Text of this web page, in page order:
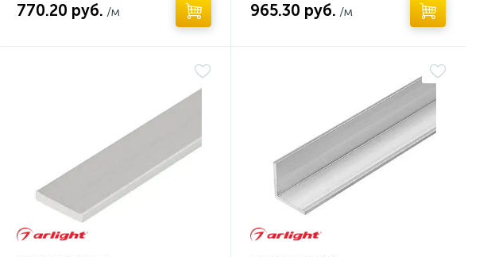
770.20 руб. /м 965.30 руб. /м